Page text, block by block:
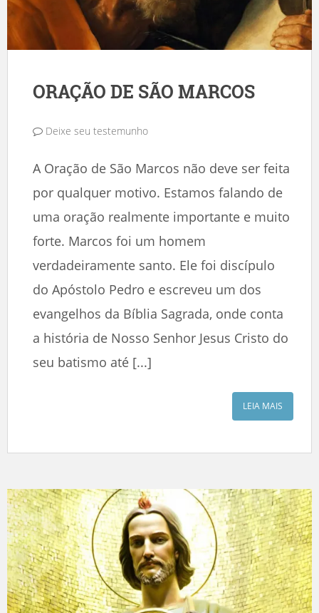
ORAÇÃO DE SÃO MARCOS
Deixe seu testemunho
A Oração de São Marcos não deve ser feita
por qualquer motivo. Estamos falando de
uma oração realmente importante e muito
forte. Marcos foi um homem
verdadeiramente santo. Ele foi discípulo
do Apóstolo Pedro e escreveu um dos
evangelhos da Bíblia Sagrada, onde conta
a história de Nosso Senhor Jesus Cristo do
seu batismo até [...]
LEIA MAIS